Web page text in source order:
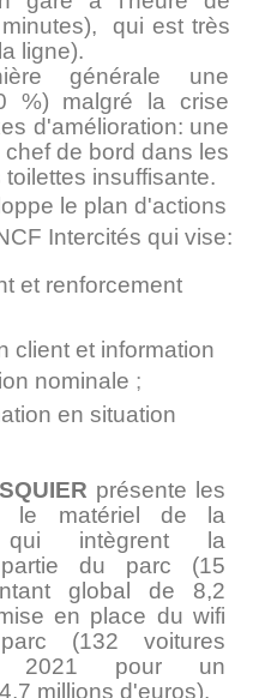
qui est très
ligne).
générale une
%) malgré la crise
d'amélioration: une
de bord dans les
insuffisante.
le plan d'actions
Intercités qui vise:
et renforcement
client et information
nominale ;
en situation
présente les
le matériel de la
qui intègrent la
partie du parc (15
global de 8,2
en place du wifi
(132 voitures
2021 pour un
millions d'euros).